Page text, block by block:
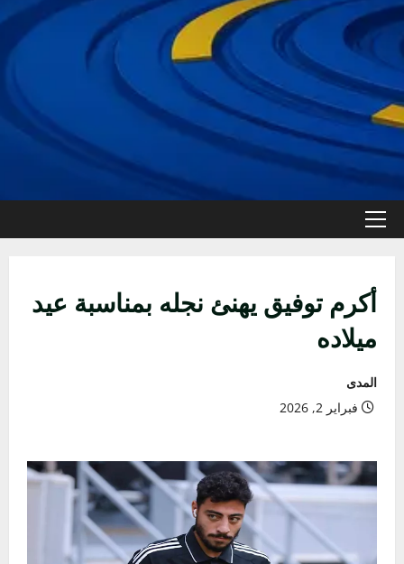
القائمة
أكرم توفيق يهنئ نجله بمناسبة عيد
ميلاده
المدى
فبراير 2, 2026